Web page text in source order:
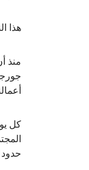
هذا
كل
حدود